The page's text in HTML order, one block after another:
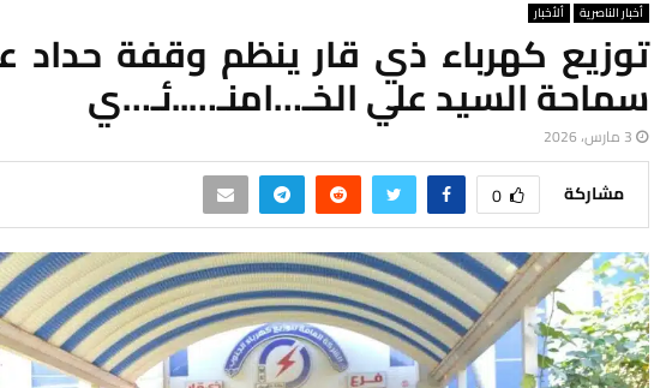
أخبار الناصرية ألأخبار
توزيع كهرباء ذي قار ينظم وقفة حداد
سماحة السيد علي الخـ…امنـ…..ئـ…ي
3 مارس، 2026
مشاركة 0